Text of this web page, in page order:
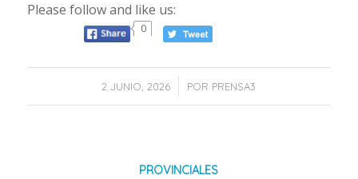
Please follow and like us:
0
2 JUNIO, 2026
/ POR PRENSA3
PROVINCIALES